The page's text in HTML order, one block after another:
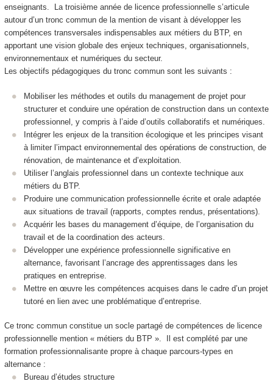
enseignants. La troisième année de licence professionnelle s’articule
autour d’un tronc commun de la mention de visant à développer les
compétences transversales indispensables aux métiers du BTP, en
apportant une vision globale des enjeux techniques, organisationnels,
environnementaux et numériques du secteur.
Les objectifs pédagogiques du tronc commun sont les suivants :
Mobiliser les méthodes et outils du management de projet pour
structurer et conduire une opération de construction dans un contexte
professionnel, y compris à l’aide d’outils collaboratifs et numériques.
Intégrer les enjeux de la transition écologique et les principes visant
à limiter l’impact environnemental des opérations de construction, de
rénovation, de maintenance et d’exploitation.
Utiliser l’anglais professionnel dans un contexte technique aux
métiers du BTP.
Produire une communication professionnelle écrite et orale adaptée
aux situations de travail (rapports, comptes rendus, présentations).
Acquérir les bases du management d’équipe, de l’organisation du
travail et de la coordination des acteurs.
Développer une expérience professionnelle significative en
alternance, favorisant l’ancrage des apprentissages dans les
pratiques en entreprise.
Mettre en œuvre les compétences acquises dans le cadre d’un projet
tutoré en lien avec une problématique d’entreprise.
Ce tronc commun constitue un socle partagé de compétences de licence
professionnelle mention « métiers du BTP ». Il est complété par une
formation professionnalisante propre à chaque parcours-types en
alternance :
Bureau d’études structure